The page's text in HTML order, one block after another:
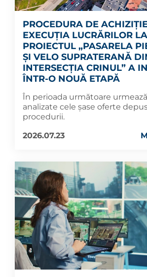
PROCEDURA DE
EXECUȚIA LUCRĂRILOR LA
PROIECTUL „PASARELA
ȘI VELO SUPRATERANĂ
INTERSECȚIA CRINUL” A
ÎNTR-O NOUĂ ETAPĂ
În perioada următoare
analizate cele șase oferte
procedurii.
2026.07.23